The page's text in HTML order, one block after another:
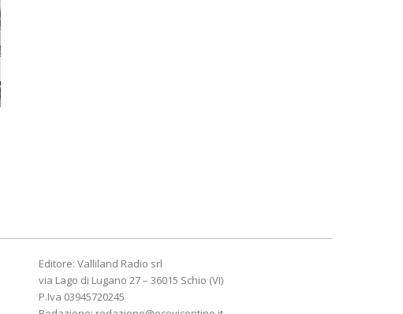
Editore: Valliland Radio srl
via Lago di Lugano 27 – 36015 Schio (VI)
P.Iva 03945720245